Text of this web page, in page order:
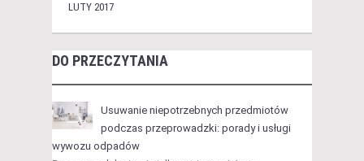
LUTY 2017
DO PRZECZYTANIA
Usuwanie niepotrzebnych przedmiotów
podczas przeprowadzki: porady i usługi
wywozu odpadów